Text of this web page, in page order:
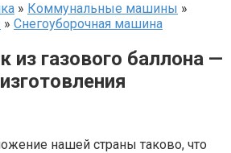
» Коммунальные машины »
» Снегоуборочная машина
из газового баллона —
нашей страны таково, что